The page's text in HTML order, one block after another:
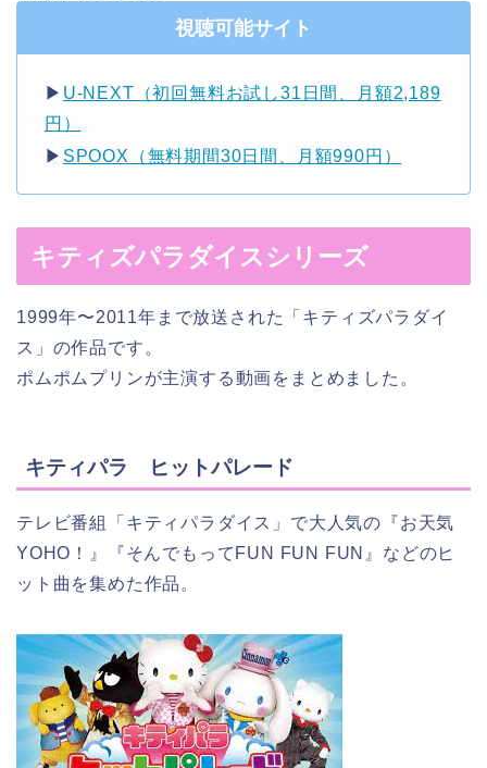
視聴可能サイト
▶︎ U-NEXT（初回無料お試し31日間、月額2,189
円）
▶︎ SPOOX（無料期間30日間、月額990円）
キティズパラダイスシリーズ
1999年〜2011年まで放送された「キティズパラダイ
ス」の作品です。
ポムポムプリンが主演する動画をまとめました。
キティパラ ヒットパレード
テレビ番組「キティパラダイス」で大人気の『お天気
YOHO！』『そんでもってFUN FUN FUN』などのヒ
ット曲を集めた作品。